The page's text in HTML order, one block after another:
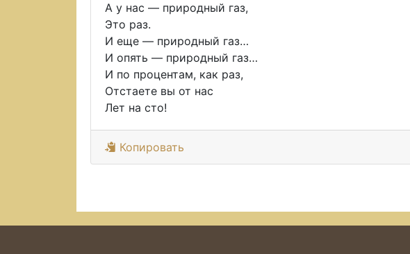
А у нас — природный газ,
Это раз.
И еще — природный газ…
И опять — природный газ…
И по процентам, как раз,
Отстаете вы от нас
Лет на сто!
Копировать